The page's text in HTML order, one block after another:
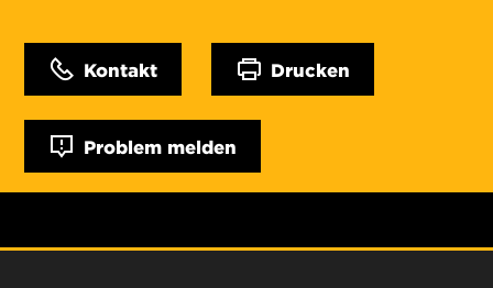
Kontakt Drucken
Problem melden